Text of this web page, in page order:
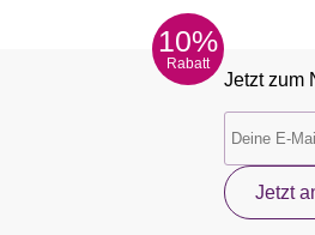
10%
Rabatt
Jetzt zum
Jetzt